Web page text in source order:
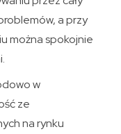
a przy
można spokojnie
w
ze
na rynku